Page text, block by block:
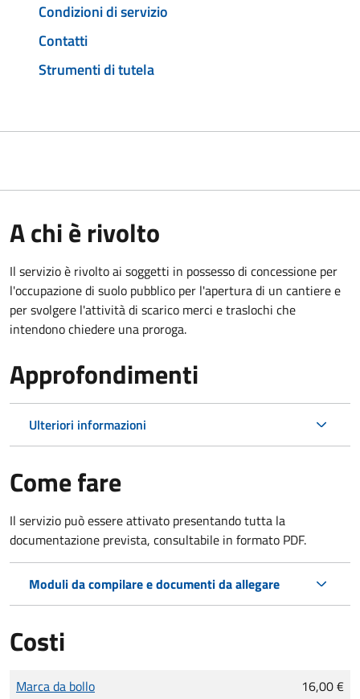
Condizioni di servizio
Contatti
Strumenti di tutela
A chi è rivolto
Il servizio è rivolto ai soggetti in possesso di concessione per
l'occupazione di suolo pubblico per l'apertura di un cantiere e
per svolgere l'attività di scarico merci e traslochi che
intendono chiedere una proroga.
Approfondimenti
Ulteriori informazioni
Come fare
Il servizio può essere attivato presentando tutta la
documentazione prevista, consultabile in formato PDF.
Moduli da compilare e documenti da allegare
Costi
Tipo di pagamento
Importo
Marca da bollo 16,00 €